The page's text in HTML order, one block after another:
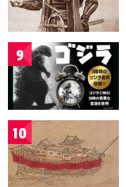
9
10